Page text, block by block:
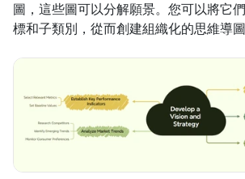
圖，這些圖可以分解願景。您可以將它
標和子類別，從而創建組織化的思維導圖